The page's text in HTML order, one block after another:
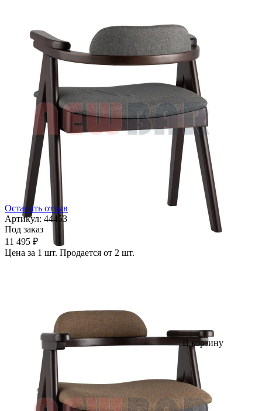
Оставить отзыв
Артикул: 44453
Под заказ
11 495 ₽
Цена за 1 шт. Продается от 2 шт.
В корзину